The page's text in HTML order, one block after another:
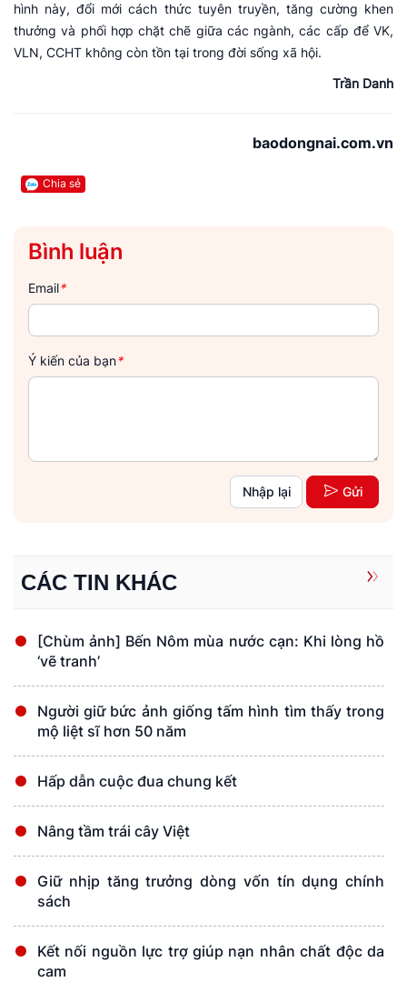
hình này, đổi mới cách thức tuyên truyền, tăng cường khen
thưởng và phối hợp chặt chẽ giữa các ngành, các cấp để VK,
VLN, CCHT không còn tồn tại trong đời sống xã hội.
Trần Danh
baodongnai.com.vn
Chia sẻ
Bình luận
Email*
Ý kiến của bạn*
Nhập lại Gửi
CÁC TIN KHÁC
[Chùm ảnh] Bến Nôm mùa nước cạn: Khi lòng hồ
‘vẽ tranh’
Người giữ bức ảnh giống tấm hình tìm thấy trong
mộ liệt sĩ hơn 50 năm
Hấp dẫn cuộc đua chung kết
Nâng tầm trái cây Việt
Giữ nhịp tăng trưởng dòng vốn tín dụng chính
sách
Kết nối nguồn lực trợ giúp nạn nhân chất độc da
cam